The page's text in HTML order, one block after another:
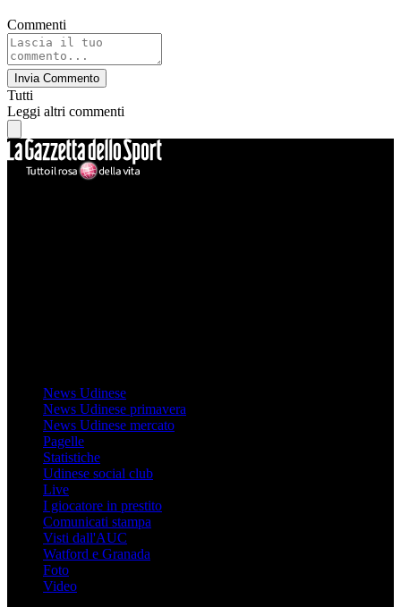
Commenti
Invia Commento
Tutti
Leggi altri commenti
News Udinese
News Udinese primavera
News Udinese mercato
Pagelle
Statistiche
Udinese social club
Live
I giocatore in prestito
Comunicati stampa
Visti dall'AUC
Watford e Granada
Foto
Video